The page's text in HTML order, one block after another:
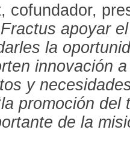
cofundador,
apoyar
la
innovación
y
la promoción del
de la